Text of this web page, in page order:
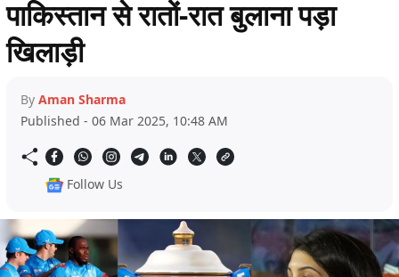
पाकिस्तान से रातों-रात बुलाना पड़ा
खिलाड़ी
By Aman Sharma
Published - 06 Mar 2025, 10:48 AM
Follow Us